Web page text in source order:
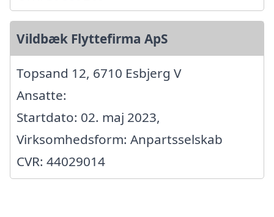
Vildbæk Flyttefirma ApS
Topsand 12, 6710 Esbjerg V
Ansatte:
Startdato: 02. maj 2023,
Virksomhedsform: Anpartsselskab
CVR: 44029014